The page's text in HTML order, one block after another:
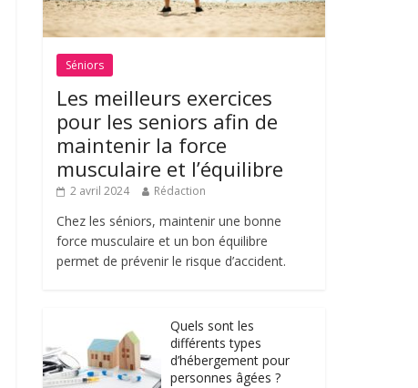
Séniors
Les meilleurs exercices
pour les seniors afin de
maintenir la force
musculaire et l’équilibre
2 avril 2024 Rédaction
Chez les séniors, maintenir une bonne
force musculaire et un bon équilibre
permet de prévenir le risque d’accident.
Quels sont les
différents types
d’hébergement pour
personnes âgées ?